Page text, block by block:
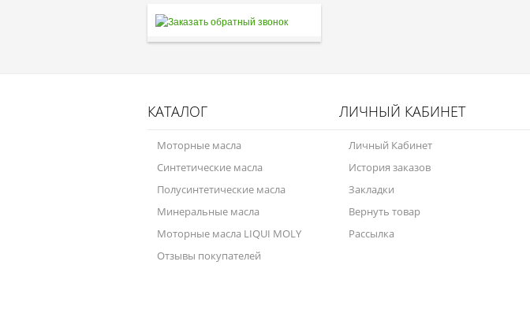
КАТАЛОГ
Моторные масла
Синтетические масла
Полусинтетические масла
Минеральные масла
Моторные масла LIQUI MOLY
Отзывы покупателей
ЛИЧНЫЙ КАБИНЕТ
Личный Кабинет
История заказов
Закладки
Вернуть товар
Рассылка